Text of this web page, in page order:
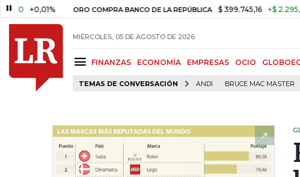
+0,01% ORO COMPRA BANCO DE LA REPÚBLICA $ 399.745,16 +$ 2.295,71
MIÉRCOLES, 05 DE AGOSTO DE 2026
FINANZAS ECONOMÍA EMPRESAS OCIO
TEMAS DE CONVERSACIÓN ANDI BRUCE MAC MASTER